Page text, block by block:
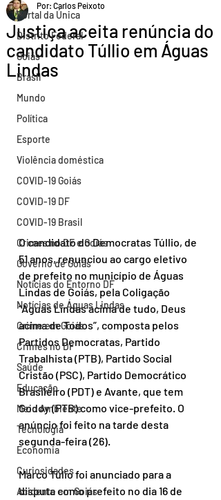
Portal da Única
Distrito Federal
Goiás
Brasil
Mundo
Política
Esporte
Violência doméstica
COVID-19 Goiás
COVID-19 DF
COVID-19 Brasil
Crimes no DF e Goiás
Governo de Goiás
Notícias do Entorno DF
Notícias de Águas Lindas
Crime em Goiás
Crimes no DF
Saúde
Educação
Meio Ambiente
Tecnologia
Economia
Curiosidades
Acidente em Goiás
Justiça aceita renúncia do
candidato Túllio em Águas
Lindas
Por: Carlos Peixoto
O candidato do Democratas Túllio, de
51 anos, renunciou ao cargo eletivo
de prefeito no município de Águas
Lindas de Goiás, pela Coligação
“Águas Lindas acima de tudo, Deus
acima de Todos”, composta pelos
Partidos Democratas, Partido
Trabalhista (PTB), Partido Social
Cristão (PSC), Partido Democrático
Brasileiro (PDT) e Avante, que tem
Godoy (PTB) como vice-prefeito. O
anúncio foi feito na tarde desta
segunda-feira (26).
Marco Túlio foi anunciado para a
disputa como prefeito no dia 16 de